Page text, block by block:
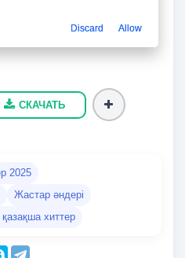
СКАЧАТЬ
2025
Жастар әндері
хиттер
Discard Allow